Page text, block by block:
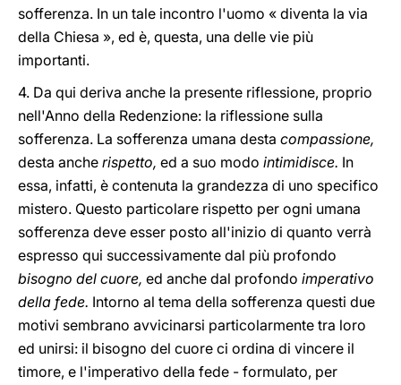
sofferenza. In un tale incontro l'uomo « diventa la via
della Chiesa », ed è, questa, una delle vie più
importanti.
4. Da qui deriva anche la presente riflessione, proprio
nell'Anno della Redenzione: la riflessione sulla
sofferenza. La sofferenza umana desta compassione,
desta anche rispetto, ed a suo modo intimidisce. In
essa, infatti, è contenuta la grandezza di uno specifico
mistero. Questo particolare rispetto per ogni umana
sofferenza deve esser posto all'inizio di quanto verrà
espresso qui successivamente dal più profondo
bisogno del cuore, ed anche dal profondo imperativo
della fede. Intorno al tema della sofferenza questi due
motivi sembrano avvicinarsi particolarmente tra loro
ed unirsi: il bisogno del cuore ci ordina di vincere il
timore, e l'imperativo della fede - formulato, per